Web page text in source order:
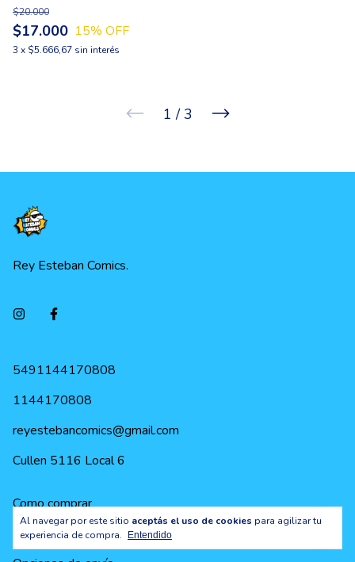
Al navegar por este sitio aceptás el uso de cookies para agilizar tu
experiencia de compra.
Entendido
$17.000
$20.000
15% OFF
3 x $5.666,67 sin interés
1 / 3
Rey Esteban Comics.
5491144170808
1144170808
reyestebancomics@gmail.com
Cullen 5116 Local 6
Como comprar
Promociones vigentes